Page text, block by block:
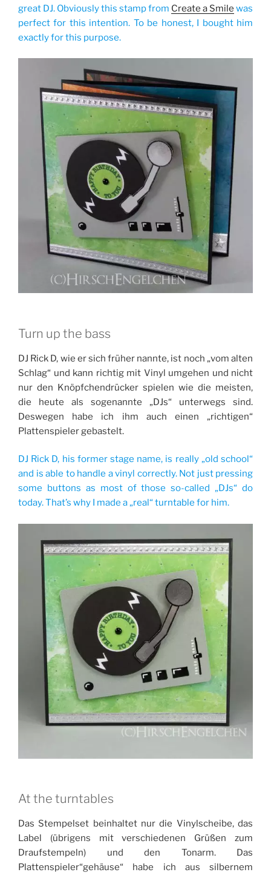
great DJ. Obviously this stamp from Create a Smile was
perfect for this intention. To be honest, I bought him
exactly for this purpose.
Turn up the bass
DJ Rick D, wie er sich früher nannte, ist noch „vom alten
Schlag“ und kann richtig mit Vinyl umgehen und nicht
nur den Knöpfchendrücker spielen wie die meisten,
die heute als sogenannte „DJs“ unterwegs sind.
Deswegen habe ich ihm auch einen „richtigen“
Plattenspieler gebastelt.
DJ Rick D, his former stage name, is really „old school“
and is able to handle a vinyl correctly. Not just pressing
some buttons as most of those so-called „DJs“ do
today. That’s why I made a „real“ turntable for him.
At the turntables
Das Stempelset beinhaltet nur die Vinylscheibe, das
Label (übrigens mit verschiedenen Grüßen zum
Draufstempeln) und den Tonarm. Das
Plattenspieler“gehäuse“ habe ich aus silbernem